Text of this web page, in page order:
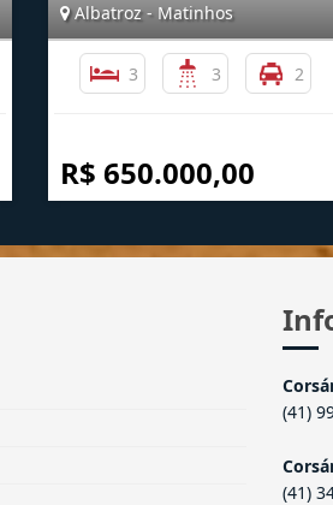
Albatroz - Matinhos
3 3 2
R$ 650.000,00
(41)
(41)